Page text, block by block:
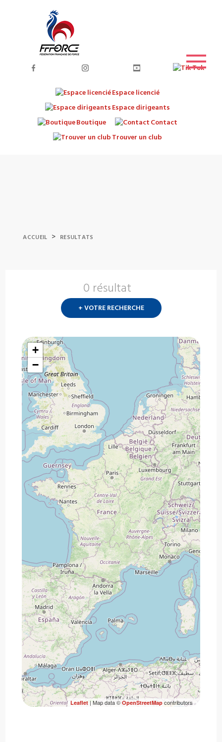
Espace licencié
Espace dirigeants
Boutique
Contact
Trouver un club
ACCUEIL > RESULTATS
0 résultat
+ VOTRE RECHERCHE
+
−
Leaflet| Map data ©OpenStreetMapcontributors